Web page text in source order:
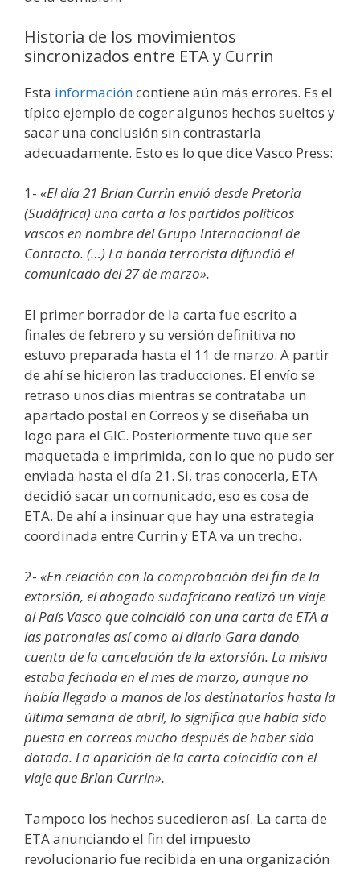
Historia de los movimientos
sincronizados entre ETA y Currin
Esta informacióncontiene aún más errores. Es el
típico ejemplo de coger algunos hechos sueltos y
sacar una conclusión sin contrastarla
adecuadamente. Esto es lo que dice Vasco Press:
1- «El día 21 Brian Currin envió desde Pretoria
(Sudáfrica) una carta a los partidos políticos
vascos en nombre del Grupo Internacional de
Contacto. (…) La banda terrorista difundió el
comunicado del 27 de marzo».
El primer borrador de la carta fue escrito a
finales de febrero y su versión definitiva no
estuvo preparada hasta el 11 de marzo. A partir
de ahí se hicieron las traducciones. El envío se
retraso unos días mientras se contrataba un
apartado postal en Correos y se diseñaba un
logo para el GIC. Posteriormente tuvo que ser
maquetada e imprimida, con lo que no pudo ser
enviada hasta el día 21. Si, tras conocerla, ETA
decidió sacar un comunicado, eso es cosa de
ETA. De ahí a insinuar que hay una estrategia
coordinada entre Currin y ETA va un trecho.
2- «En relación con la comprobación del fin de la
extorsión, el abogado sudafricano realizó un viaje
al País Vasco que coincidió con una carta de ETA a
las patronales así como al diario Gara dando
cuenta de la cancelación de la extorsión. La misiva
estaba fechada en el mes de marzo, aunque no
había llegado a manos de los destinatarios hasta la
última semana de abril, lo significa que había sido
puesta en correos mucho después de haber sido
datada. La aparición de la carta coincidía con el
viaje que Brian Currin».
Tampoco los hechos sucedieron así. La carta de
ETA anunciando el fin del impuesto
revolucionario fue recibida en una organización